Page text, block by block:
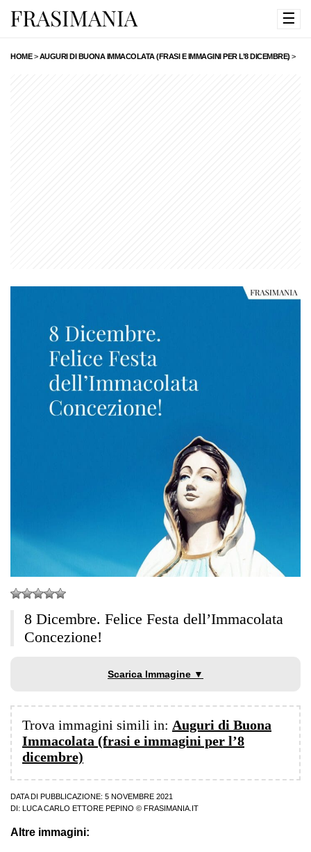
☰
HOME>AUGURI DI BUONA IMMACOLATA (FRASI E IMMAGINI PER L’8 DICEMBRE) >
8 Dicembre. Felice Festa dell’Immacolata
Concezione!
Scarica Immagine ▼
Trova immagini simili in: Auguri di Buona
Immacolata (frasi e immagini per l’8
dicembre)
DATA DI PUBBLICAZIONE: 5 NOVEMBRE 2021
DI:
LUCA CARLO ETTORE PEPINO © FRASIMANIA.IT
Altre immagini: